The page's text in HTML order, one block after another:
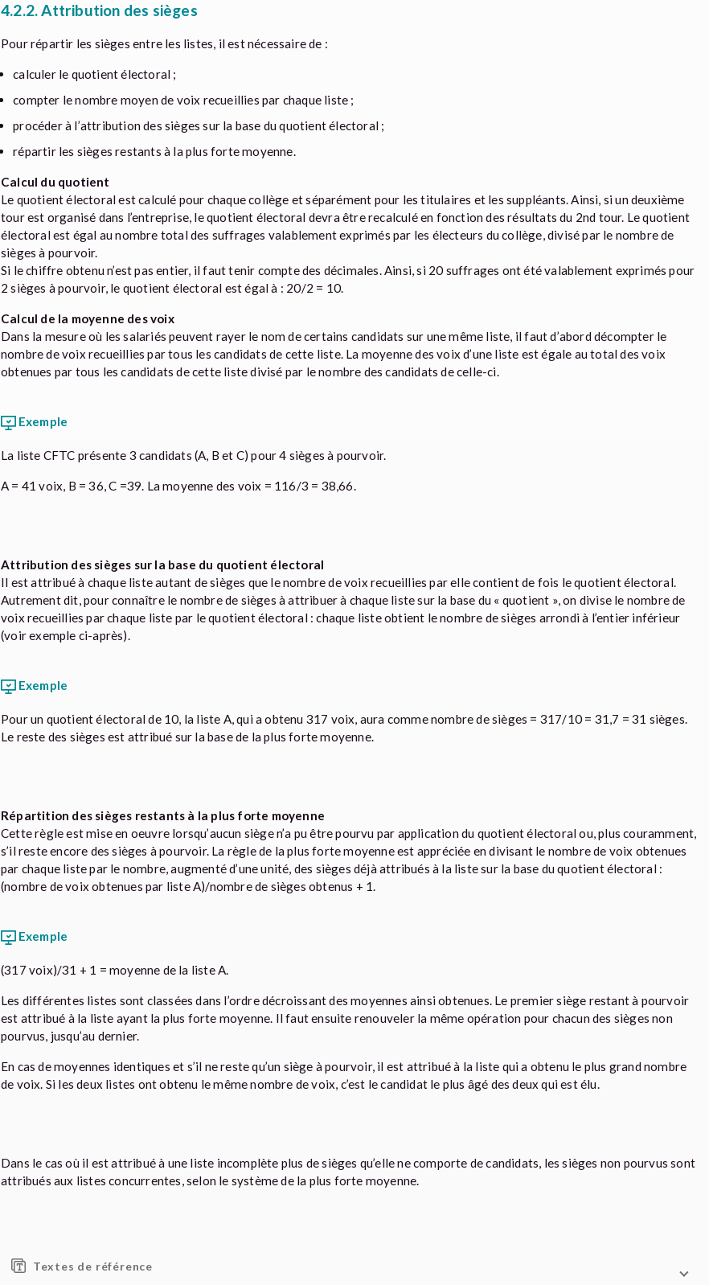
4.2.2. Attribution des sièges
Pour répartir les sièges entre les listes, il est nécessaire de :
calculer le quotient électoral ;
compter le nombre moyen de voix recueillies par chaque liste ;
procéder à l’attribution des sièges sur la base du quotient électoral ;
répartir les sièges restants à la plus forte moyenne.
Calcul du quotient
Le quotient électoral est calculé pour chaque collège et séparément pour les titulaires et les suppléants. Ainsi, si un deuxième
tour est organisé dans l’entreprise, le quotient électoral devra être recalculé en fonction des résultats du 2nd tour. Le quotient
électoral est égal au nombre total des suffrages valablement exprimés par les électeurs du collège, divisé par le nombre de
sièges à pourvoir.
Si le chiffre obtenu n’est pas entier, il faut tenir compte des décimales. Ainsi, si 20 suffrages ont été valablement exprimés pour
2 sièges à pourvoir, le quotient électoral est égal à : 20/2 = 10.
Calcul de la moyenne des voix
Dans la mesure où les salariés peuvent rayer le nom de certains candidats sur une même liste, il faut d’abord décompter le
nombre de voix recueillies par tous les candidats de cette liste. La moyenne des voix d’une liste est égale au total des voix
obtenues par tous les candidats de cette liste divisé par le nombre des candidats de celle-ci.
Exemple
La liste CFTC présente 3 candidats (A, B et C) pour 4 sièges à pourvoir.
A = 41 voix, B = 36, C =39. La moyenne des voix = 116/3 = 38,66.
Attribution des sièges sur la base du quotient électoral
Il est attribué à chaque liste autant de sièges que le nombre de voix recueillies par elle contient de fois le quotient électoral.
Autrement dit, pour connaître le nombre de sièges à attribuer à chaque liste sur la base du « quotient », on divise le nombre de
voix recueillies par chaque liste par le quotient électoral : chaque liste obtient le nombre de sièges arrondi à l’entier inférieur
(voir exemple ci-après).
Exemple
Pour un quotient électoral de 10, la liste A, qui a obtenu 317 voix, aura comme nombre de sièges = 317/10 = 31,7 = 31 sièges.
Le reste des sièges est attribué sur la base de la plus forte moyenne.
Répartition des sièges restants à la plus forte moyenne
Cette règle est mise en oeuvre lorsqu’aucun siège n’a pu être pourvu par application du quotient électoral ou, plus couramment,
s’il reste encore des sièges à pourvoir. La règle de la plus forte moyenne est appréciée en divisant le nombre de voix obtenues
par chaque liste par le nombre, augmenté d’une unité, des sièges déjà attribués à la liste sur la base du quotient électoral :
(nombre de voix obtenues par liste A)/nombre de sièges obtenus + 1.
Exemple
(317 voix)/31 + 1 = moyenne de la liste A.
Les différentes listes sont classées dans l’ordre décroissant des moyennes ainsi obtenues. Le premier siège restant à pourvoir
est attribué à la liste ayant la plus forte moyenne. Il faut ensuite renouveler la même opération pour chacun des sièges non
pourvus, jusqu’au dernier.
En cas de moyennes identiques et s’il ne reste qu’un siège à pourvoir, il est attribué à la liste qui a obtenu le plus grand nombre
de voix. Si les deux listes ont obtenu le même nombre de voix, c’est le candidat le plus âgé des deux qui est élu.
Dans le cas où il est attribué à une liste incomplète plus de sièges qu’elle ne comporte de candidats, les sièges non pourvus sont
attribués aux listes concurrentes, selon le système de la plus forte moyenne.
Textes de référence